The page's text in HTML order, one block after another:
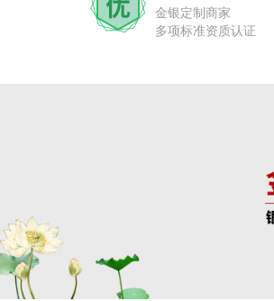
金银定制商家
多项标准资质认证